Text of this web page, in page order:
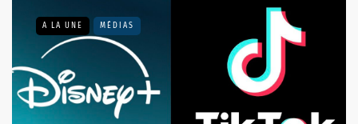
A LA UNE MÉDIAS